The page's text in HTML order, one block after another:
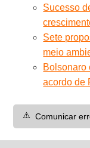
Sucesso
Sete
meio
Bolsonaro
acordo de
⚠️ Comunicar